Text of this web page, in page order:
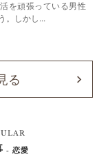
を頑張っている男性
。しかし...
る
- 恋愛